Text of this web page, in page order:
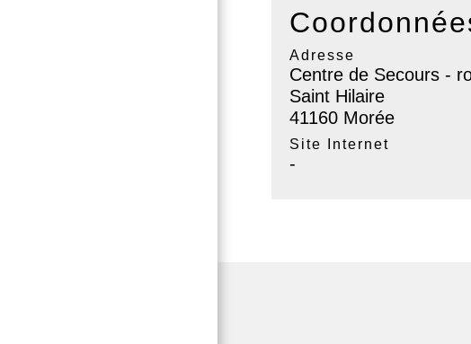
Adresse
Centre de Secours -
Saint Hilaire
41160 Morée
Site Internet
-